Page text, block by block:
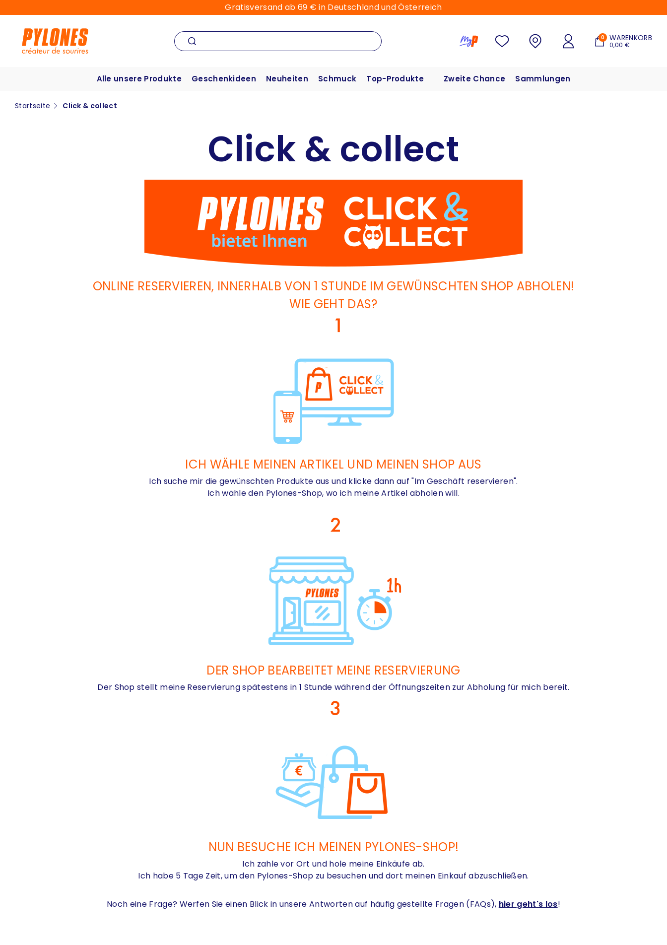
Gratisversand ab 69 € in Deutschland und Österreich
0 WARENKORB
0,00 €
Alle unsere Produkte Geschenkideen Neuheiten Schmuck Top-Produkte Zweite Chance Sammlungen
Startseite Click & collect
Click & collect
ONLINE RESERVIEREN, INNERHALB VON 1 STUNDE IM GEWÜNSCHTEN SHOP ABHOLEN!
WIE GEHT DAS?
ICH WÄHLE MEINEN ARTIKEL UND MEINEN SHOP AUS
Ich suche mir die gewünschten Produkte aus und klicke dann auf "Im Geschäft reservieren".
Ich wähle den Pylones-Shop, wo ich meine Artikel abholen will.
DER SHOP BEARBEITET MEINE RESERVIERUNG
Der Shop stellt meine Reservierung spätestens in 1 Stunde während der Öffnungszeiten zur Abholung für mich bereit.
NUN BESUCHE ICH MEINEN PYLONES-SHOP!
Ich zahle vor Ort und hole meine Einkäufe ab.
Ich habe 5 Tage Zeit, um den Pylones-Shop zu besuchen und dort meinen Einkauf abzuschließen.
Noch eine Frage? Werfen Sie einen Blick in unsere Antworten auf häufig gestellte Fragen (FAQs), hier geht's los!